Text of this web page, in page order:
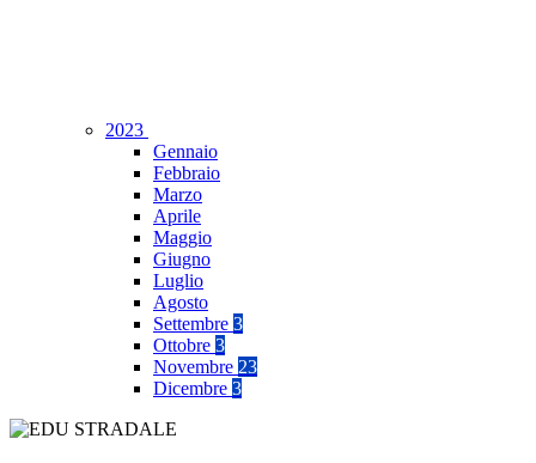
2023
Gennaio
Febbraio
Marzo
Aprile
Maggio
Giugno
Luglio
Agosto
Settembre 3
Ottobre 3
Novembre 23
Dicembre 3